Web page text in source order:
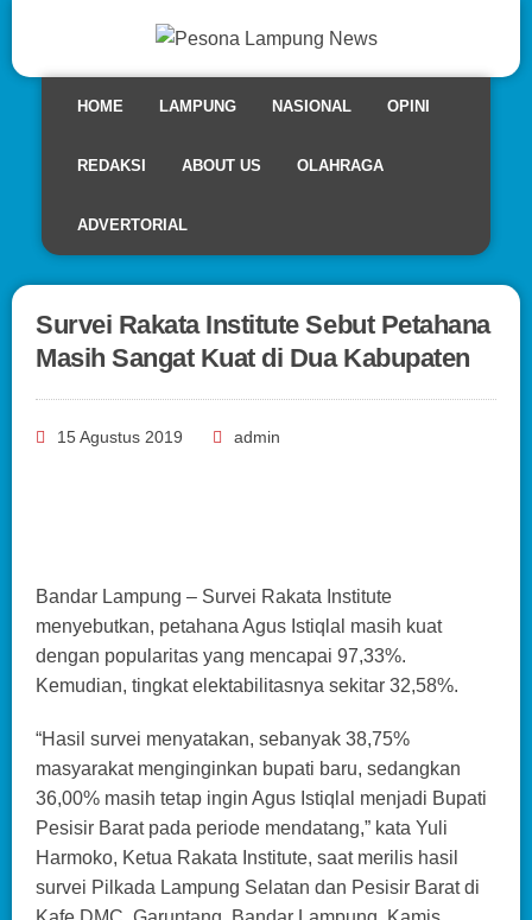
HOME LAMPUNG NASIONAL OPINI
REDAKSI ABOUT US OLAHRAGA
ADVERTORIAL
Survei Rakata Institute Sebut Petahana
Masih Sangat Kuat di Dua Kabupaten
15 Agustus 2019 admin
Bandar Lampung – Survei Rakata Institute
menyebutkan, petahana Agus Istiqlal masih kuat
dengan popularitas yang mencapai 97,33%.
Kemudian, tingkat elektabilitasnya sekitar 32,58%.
“Hasil survei menyatakan, sebanyak 38,75%
masyarakat menginginkan bupati baru, sedangkan
36,00% masih tetap ingin Agus Istiqlal menjadi Bupati
Pesisir Barat pada periode mendatang,” kata Yuli
Harmoko, Ketua Rakata Institute, saat merilis hasil
survei Pilkada Lampung Selatan dan Pesisir Barat di